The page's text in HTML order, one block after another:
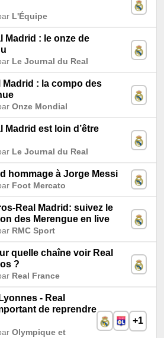
L'Équipe
Madrid : le onze de
Le Journal du Real
Madrid : la compo des
Onze Mondial
Madrid est loin d’être
Le Journal du Real
hommage à Jorge Messi
Foot Mercato
Real Madrid: suivez le
des Merengue en live
RMC Sport
quelle chaîne voir Real
?
Real France
- Real
de reprendre
Olympique et
+1